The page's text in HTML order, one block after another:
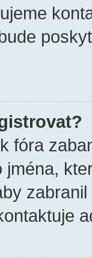
fóra